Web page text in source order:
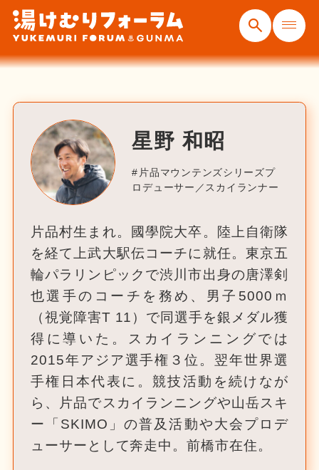
星野 和昭
片品マウンテンズシリーズプ
ロデューサー／スカイランナー
片品村生まれ。國學院大卒。陸上自衛隊
を経て上武大駅伝コーチに就任。東京五
輪パラリンピックで渋川市出身の唐澤剣
也選手のコーチを務め、男子5000ｍ
（視覚障害T 11）で同選手を銀メダル獲
得に導いた。スカイランニングでは
2015年アジア選手権３位。翌年世界選
手権日本代表に。競技活動を続けなが
ら、片品でスカイランニングや山岳スキ
ー「SKIMO」の普及活動や大会プロデ
ューサーとして奔走中。前橋市在住。